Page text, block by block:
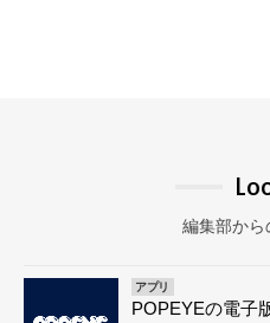
編集部から
アプリ
POPEYEの電子